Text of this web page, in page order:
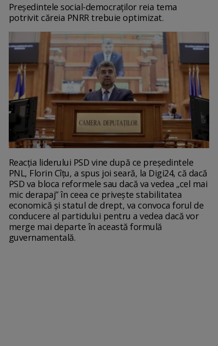
Președintele social-democraților reia tema
potrivit căreia PNRR trebuie optimizat.
Reacția liderului PSD vine după ce președintele
PNL, Florin Cîțu, a spus joi seară, la Digi24, că dacă
PSD va bloca reformele sau dacă va vedea „cel mai
mic derapaj” în ceea ce priveşte stabilitatea
economică şi statul de drept, va convoca forul de
conducere al partidului pentru a vedea dacă vor
merge mai departe în această formulă
guvernamentală.